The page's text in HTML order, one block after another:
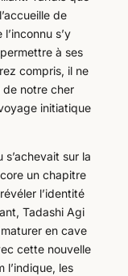
de
s’y
à ses
compris, il ne
de notre cher
initiatique
sur la
un chapitre
l’identité
Tadashi Agi
en cave
cette nouvelle
l’indique, les